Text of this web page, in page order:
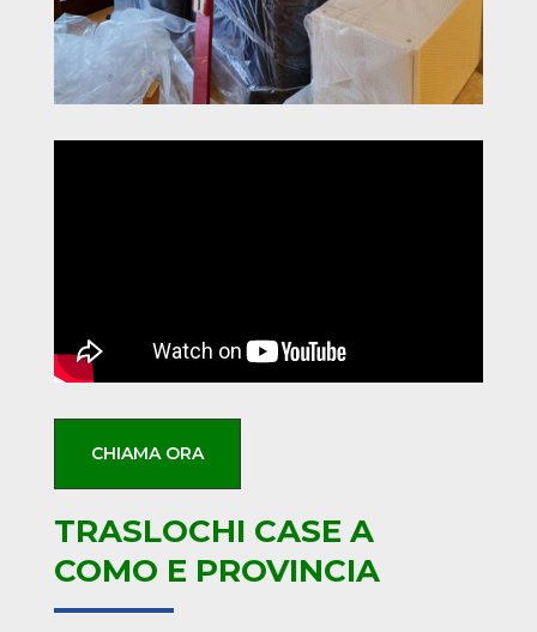
CHIAMA ORA
TRASLOCHI CASE A
COMO E PROVINCIA